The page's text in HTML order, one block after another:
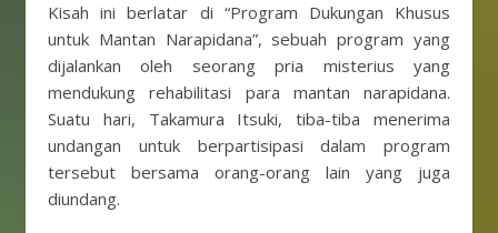
Kisah ini berlatar di “Program Dukungan Khusus
untuk Mantan Narapidana”, sebuah program yang
dijalankan oleh seorang pria misterius yang
mendukung rehabilitasi para mantan narapidana.
Suatu hari, Takamura Itsuki, tiba-tiba menerima
undangan untuk berpartisipasi dalam program
tersebut bersama orang-orang lain yang juga
diundang.